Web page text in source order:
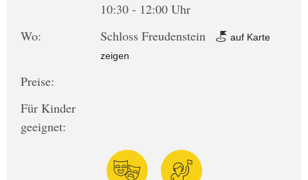
10:30 - 12:00 Uhr
Wo:
Schloss Freudenstein
auf Karte
zeigen
Preise:
Für Kinder
geeignet: